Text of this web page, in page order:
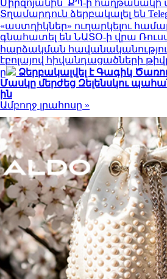
Միրզոյանին՝ ՔՊ-ի հաղթանակի
Տղամարդուն ձերբակալել են
«աստղիկներ» ուղարկելու
գնահատել են ՆԱՏՕ-ի վրա
հարձակման
էբոլայով հիվանդացածների
ը
Ձերբակալվել է Գագիկ
Մասկը մերժեց Զելենսկու
ին
Ամբողջ լրահոսը »